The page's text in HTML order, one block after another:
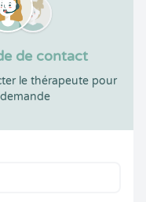
de contact
le thérapeute pour